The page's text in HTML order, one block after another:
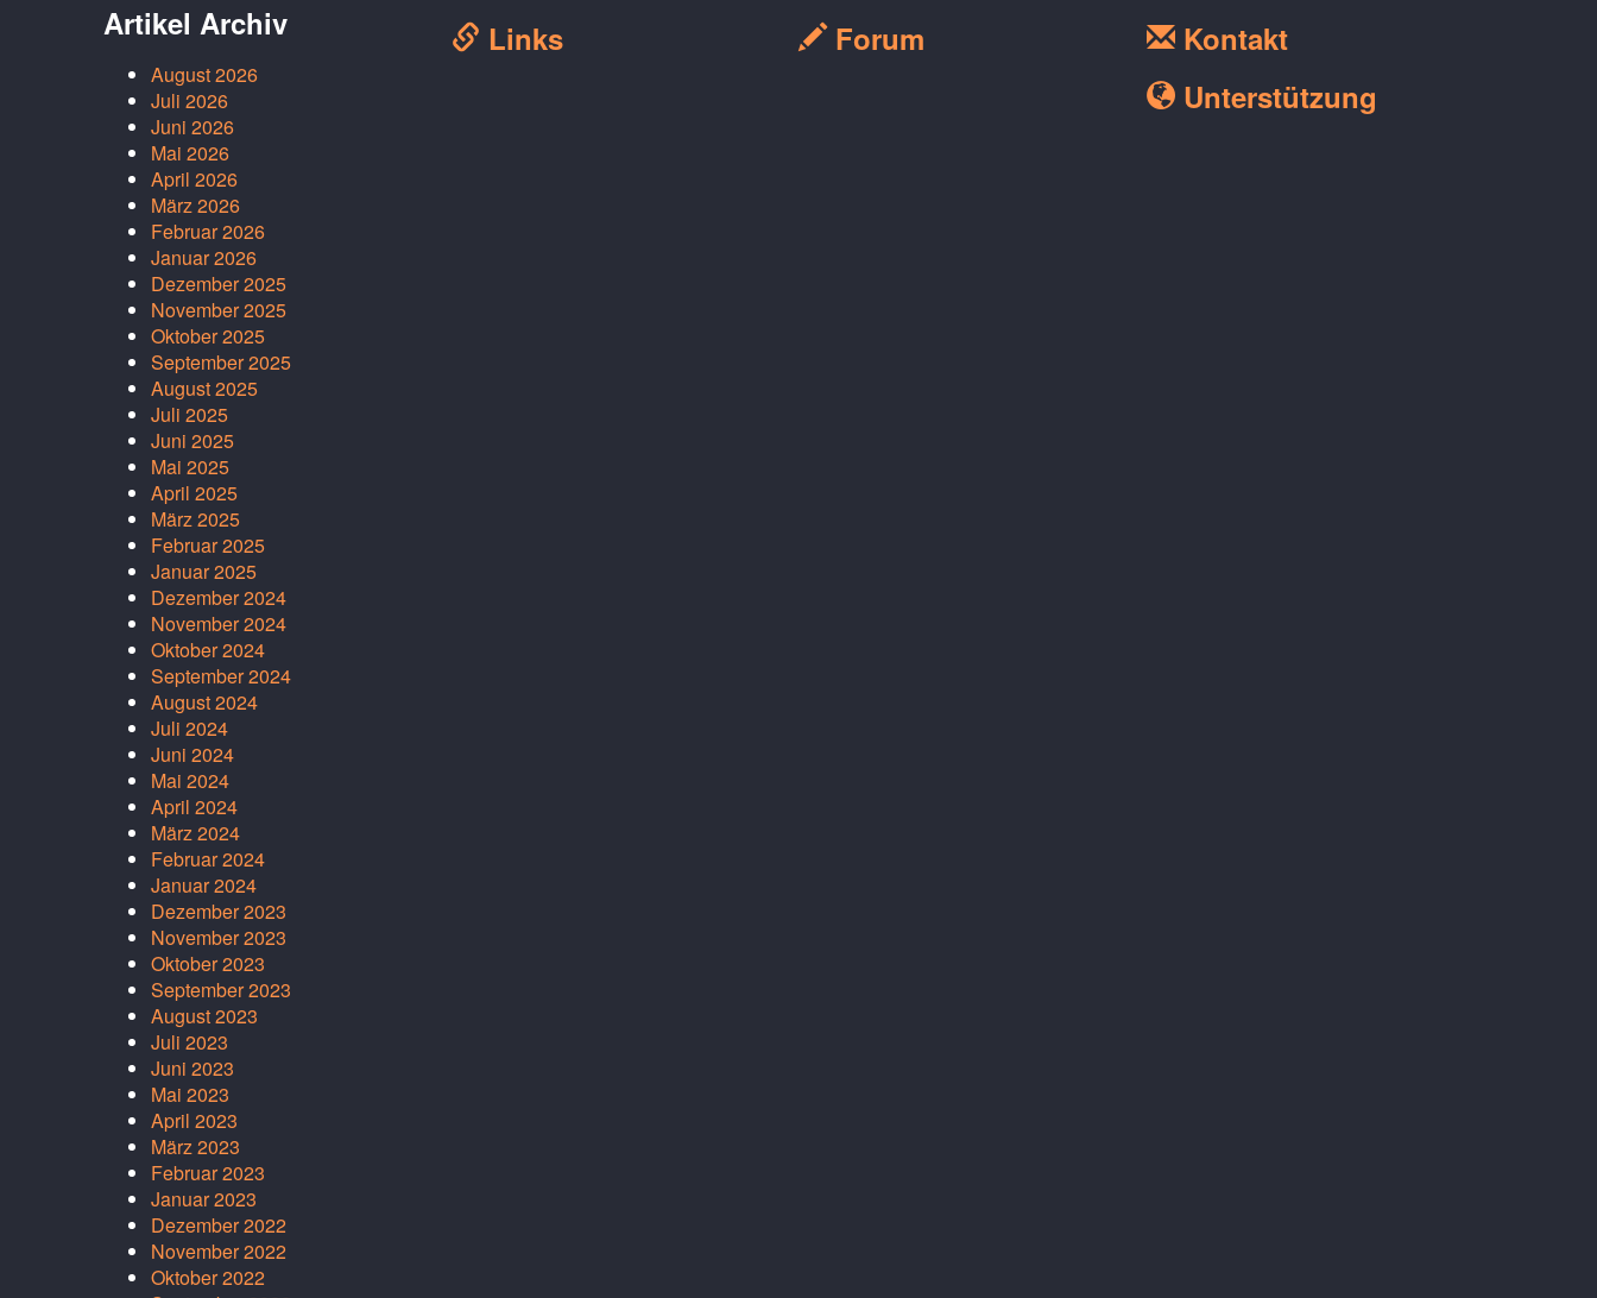
Artikel Archiv
August 2026
Juli 2026
Juni 2026
Mai 2026
April 2026
März 2026
Februar 2026
Januar 2026
Dezember 2025
November 2025
Oktober 2025
September 2025
August 2025
Juli 2025
Juni 2025
Mai 2025
April 2025
März 2025
Februar 2025
Januar 2025
Dezember 2024
November 2024
Oktober 2024
September 2024
August 2024
Juli 2024
Juni 2024
Mai 2024
April 2024
März 2024
Februar 2024
Januar 2024
Dezember 2023
November 2023
Oktober 2023
September 2023
August 2023
Juli 2023
Juni 2023
Mai 2023
April 2023
März 2023
Februar 2023
Januar 2023
Dezember 2022
November 2022
Oktober 2022
Links Forum
Kontakt
Unterstützung